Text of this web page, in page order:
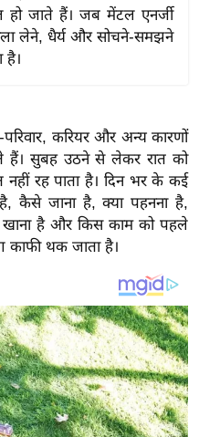
हो जाते हैं। जब मेंटल एनर्जी
लेने, धैर्य और सोचने-समझने
है।
करियर और अन्य कारणों
हैं। सुबह उठने से लेकर रात को
रह पाता है। दिन भर के कई
कैसे जाना है, क्या पहनना है,
खाना है और किस काम को पहले
काफी थक जाता है।